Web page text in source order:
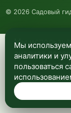
Мы
анализа
сайта.
© 2026 Садовый
Мы
аналитики и
пользоваться